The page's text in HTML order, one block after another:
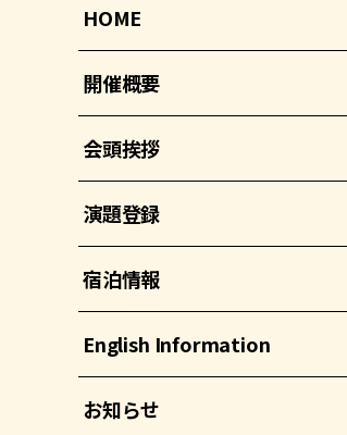
HOME
開催概要
会頭挨拶
演題登録
宿泊情報
English Information
お知らせ